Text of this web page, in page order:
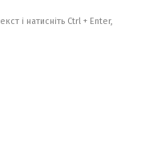
і натисніть Ctrl + Enter,